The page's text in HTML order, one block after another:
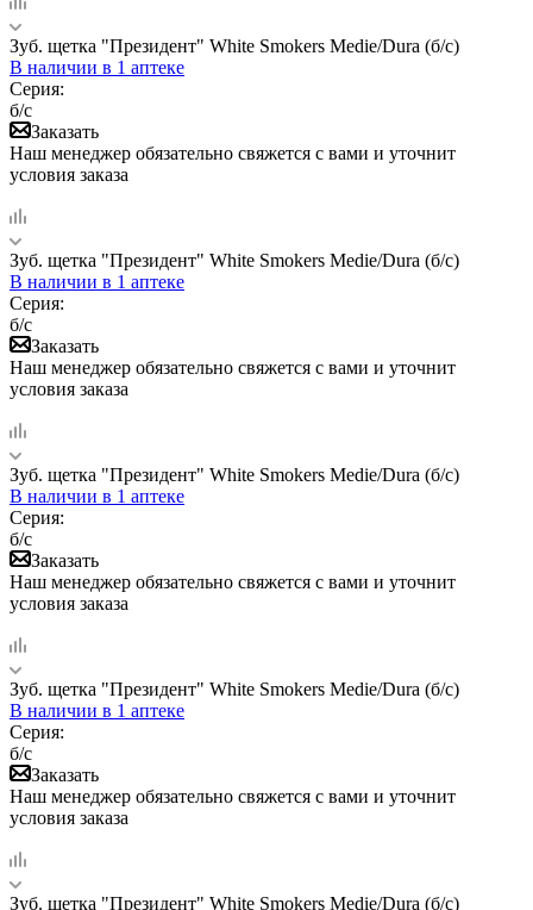
Зуб. щетка "Президент" White Smokers Medie/Dura (б/с)
В наличии в 1 аптеке
Серия:
б/с
Заказать
Наш менеджер обязательно свяжется с вами и уточнит
условия заказа
Зуб. щетка "Президент" White Smokers Medie/Dura (б/с)
В наличии в 1 аптеке
Серия:
б/с
Заказать
Наш менеджер обязательно свяжется с вами и уточнит
условия заказа
Зуб. щетка "Президент" White Smokers Medie/Dura (б/с)
В наличии в 1 аптеке
Серия:
б/с
Заказать
Наш менеджер обязательно свяжется с вами и уточнит
условия заказа
Зуб. щетка "Президент" White Smokers Medie/Dura (б/с)
В наличии в 1 аптеке
Серия:
б/с
Заказать
Наш менеджер обязательно свяжется с вами и уточнит
условия заказа
Зуб. щетка "Президент" White Smokers Medie/Dura (б/с)